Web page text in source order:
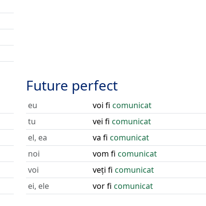
Future perfect
eu voi fi comunicat
tu
vei fi comunicat
el, ea
va fi comunicat
noi
vom fi comunicat
voi
veți fi comunicat
ei, ele
vor fi comunicat